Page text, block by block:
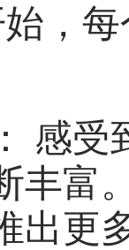
，
受
丰富
出更